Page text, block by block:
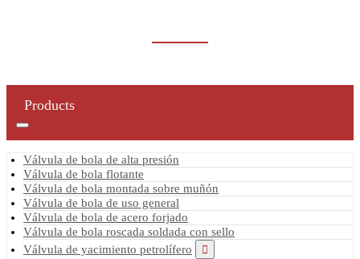
Products
Válvula de bola de alta presión
Válvula de bola flotante
Válvula de bola montada sobre muñón
Válvula de bola de uso general
Válvula de bola de acero forjado
Válvula de bola roscada soldada con sello
Válvula de yacimiento petrolífero